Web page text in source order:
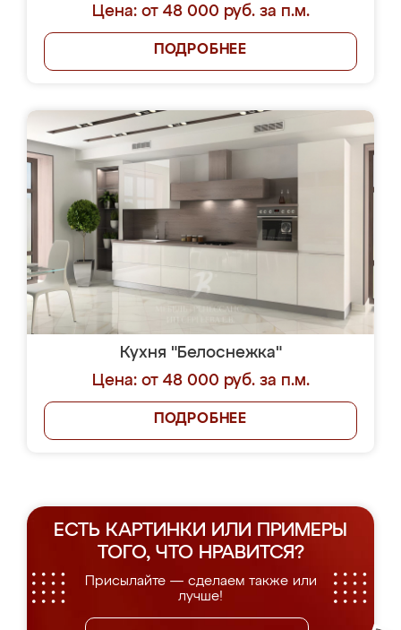
Цена: от 48 000 руб. за п.м.
ПОДРОБНЕЕ
Кухня "Белоснежка"
Цена: от 48 000 руб. за п.м.
ПОДРОБНЕЕ
ЕСТЬ КАРТИНКИ ИЛИ ПРИМЕРЫ
ТОГО, ЧТО НРАВИТСЯ?
Присылайте — сделаем также или
лучше!